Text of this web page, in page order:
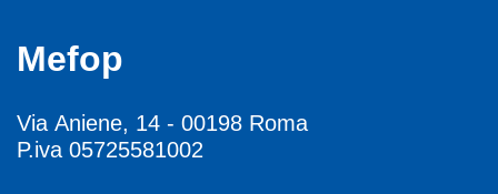
Mefop
Via Aniene, 14 - 00198 Roma
P.iva 05725581002